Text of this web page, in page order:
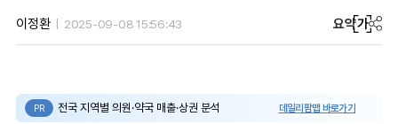
이정환 2025-09-08 15:56:43 요약가
PR 전국 지역별 의원·약국 매출·상권 분석 데일리팜맵 바로가기